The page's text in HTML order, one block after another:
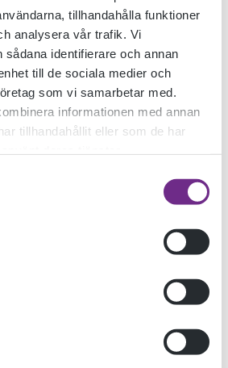
tillhandahålla funktioner
analysera vår trafik. Vi
sådana identifierare och annan
till de sociala medier och
som vi samarbetar med.
informationen med annan
tillhandahållit eller som de har
IDAG
som är en
står i centrum. Flera filmer
Dokumentärfilmskolan kommer att
från Filmregion Sydost visas